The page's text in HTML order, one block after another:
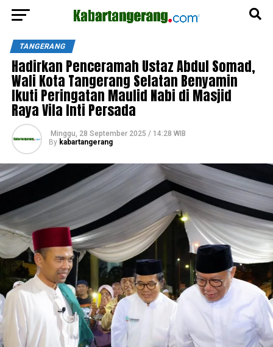
TANGERANG
Hadirkan Penceramah Ustaz Abdul Somad,
Wali Kota Tangerang Selatan Benyamin
Ikuti Peringatan Maulid Nabi di Masjid
Raya Vila Inti Persada
Minggu, 28 September 2025 / 14:28 WIB
By kabartangerang